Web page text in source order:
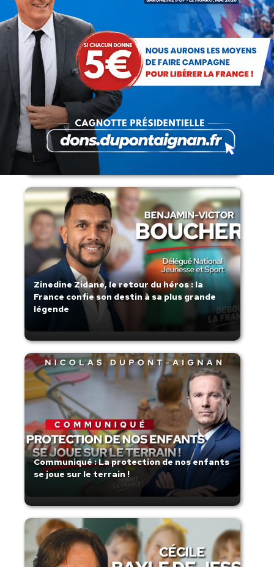
Lorsque tout flambe et que l’État
s’affaisse.
Zinedine Zidane, le retour du héros : la
France confie son destin à sa plus grande
légende
Communiqué : La protection de nos enfants
se joue sur le terrain !